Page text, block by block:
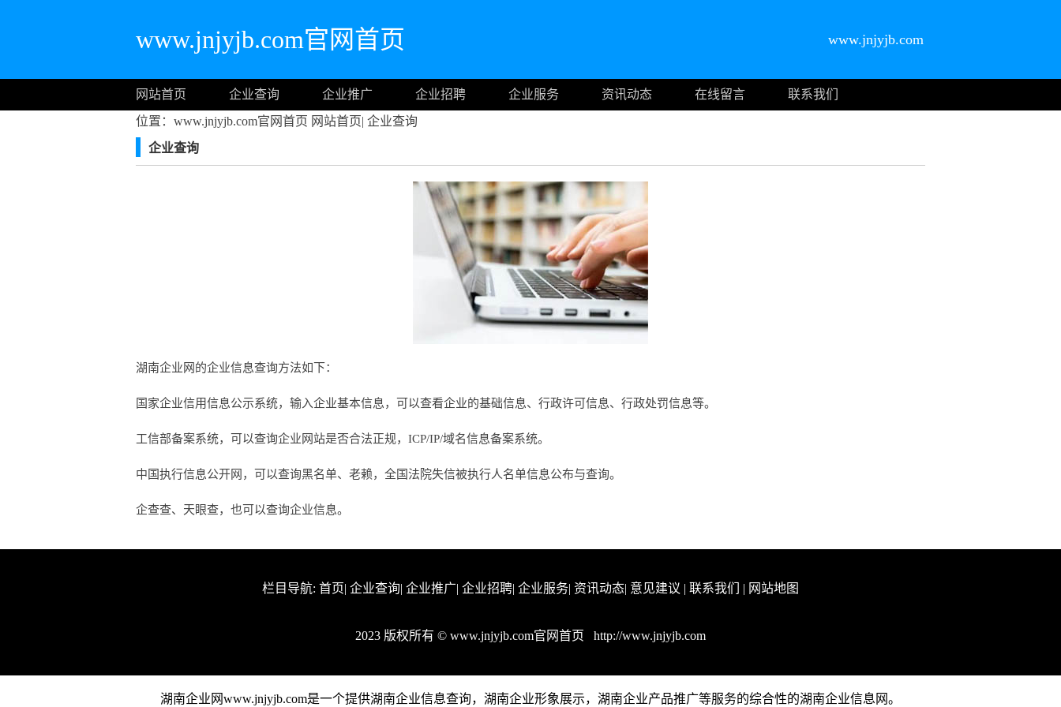
www.jnjyjb.com官网首页 www.jnjyjb.com
网站首页 企业查询 企业推广 企业招聘 企业服务 资讯动态 在线留言
联系我们
位置：www.jnjyjb.com官网首页 网站首页| 企业查询
企业查询
湖南企业网的企业信息查询方法如下：
国家企业信用信息公示系统，输入企业基本信息，可以查看企业的基础信息、行政许可信息、行政处罚信息等。
工信部备案系统，可以查询企业网站是否合法正规，ICP/IP/域名信息备案系统。
中国执行信息公开网，可以查询黑名单、老赖，全国法院失信被执行人名单信息公布与查询。
企查查、天眼查，也可以查询企业信息。
栏目导航: 首页| 企业查询| 企业推广| 企业招聘| 企业服务| 资讯动态| 意见建议 | 联系我们 | 网站地图
2023 版权所有 © www.jnjyjb.com官网首页 http://www.jnjyjb.com
湖南企业网www.jnjyjb.com是一个提供湖南企业信息查询，湖南企业形象展示，湖南企业产品推广等服务的综合性的湖南企业信息网。